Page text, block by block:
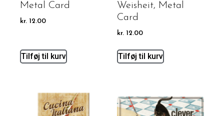
Metal Card
kr. 12.00
Tilføj til kurv
Weisheit, Metal
Card
kr. 12.00
Tilføj til kurv